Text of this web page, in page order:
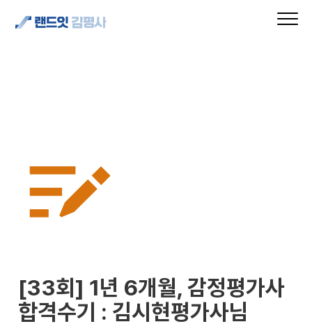
[33회] 1년 6개월, 감정평가사
합격수기 : 김시현평가사님